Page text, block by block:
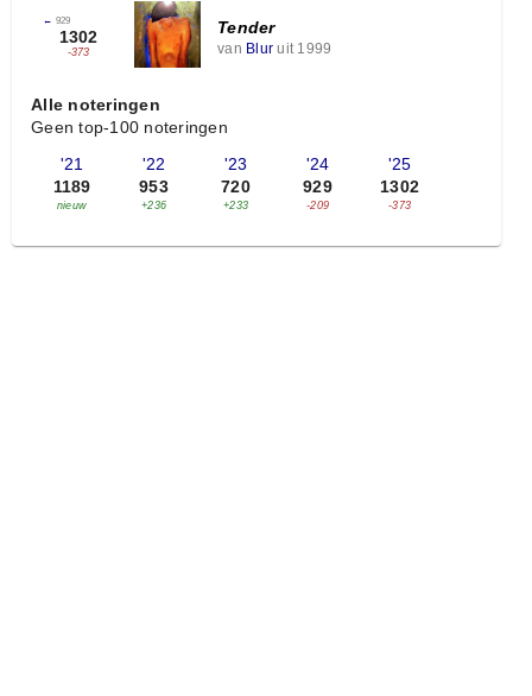
← 929
1302
-373
Tender
van Blur uit 1999
Alle noteringen
Geen top-100 noteringen
'21
1189
nieuw
'22
953
+236
'23
720
+233
'24
929
-209
'25
1302
-373